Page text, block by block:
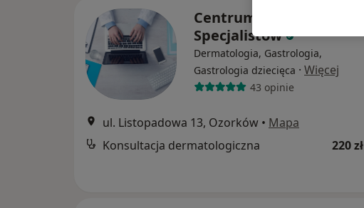
Centrum Lekarzy
Specjalistów
Dermatologia, Gastrologia,
Gastrologia dziecięca · Więcej
43 opinie
ul. Listopadowa 13, Ozorków • Mapa
Konsultacja dermatologiczna
220 zł